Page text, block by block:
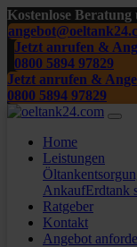
Kostenlose
Jetzt anrufen &
0800 5894 97829
Jetzt anrufen &
0800 5894 97829
Home
Leistungen
AnkaufErdtank
Ratgeber
Kontakt
Angebot